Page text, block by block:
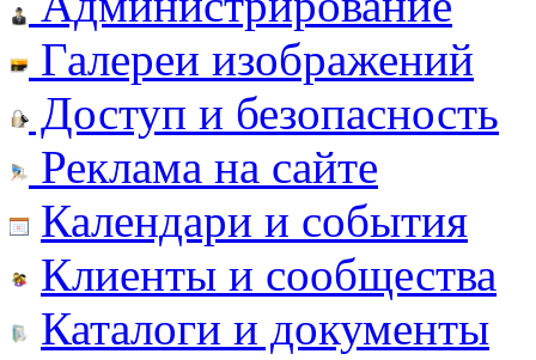
Галереи изображений
Доступ и безопасность
Реклама на сайте
Календари и события
Клиенты и сообщества
Каталоги и документы